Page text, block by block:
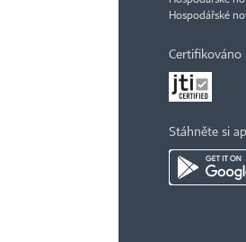
Hospodářské
Certifikováno
Stáhněte si